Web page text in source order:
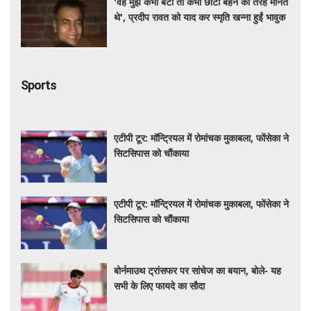
थे', प्रदीप रावत को याद कर स्मृति खन्ना हुईं भावुक
Sports
एटीपी टूर: मॉन्ट्रियल में रोमांचक मुकाबला, फोंसेका ने
सिटसिपास को चौंकाया
एटीपी टूर: मॉन्ट्रियल में रोमांचक मुकाबला, फोंसेका ने
सिटसिपास को चौंकाया
बोर्नमाउथ ट्रांसफर पर सांचेज का बयान, बोले- यह
सभी के लिए फायदे का सौदा